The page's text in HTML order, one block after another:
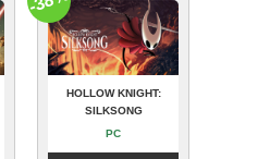
HOLLOW KNIGHT:
SILKSONG
PC